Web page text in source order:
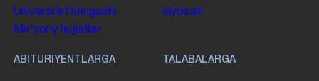
Universitet kengashi
Me'yoriy hujjatlar
siyosati
ABITURIYENTLARGA TALABALARGA